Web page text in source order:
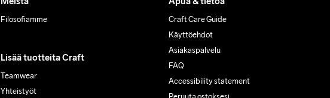
Filosofiamme
Lisää tuotteita Craft
Teamwear
Yhteistyöt
Craft Care Guide
Käyttöehdot
Asiakaspalvelu
FAQ
Accessibility statement